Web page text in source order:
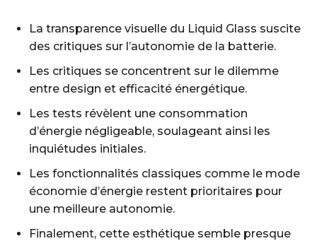
La transparence visuelle du Liquid Glass suscite
des critiques sur l’autonomie de la batterie.
Les critiques se concentrent sur le dilemme
entre design et efficacité énergétique.
Les tests révèlent une consommation
d’énergie négligeable, soulageant ainsi les
inquiétudes initiales.
Les fonctionnalités classiques comme le mode
économie d’énergie restent prioritaires pour
une meilleure autonomie.
Finalement, cette esthétique semble presque